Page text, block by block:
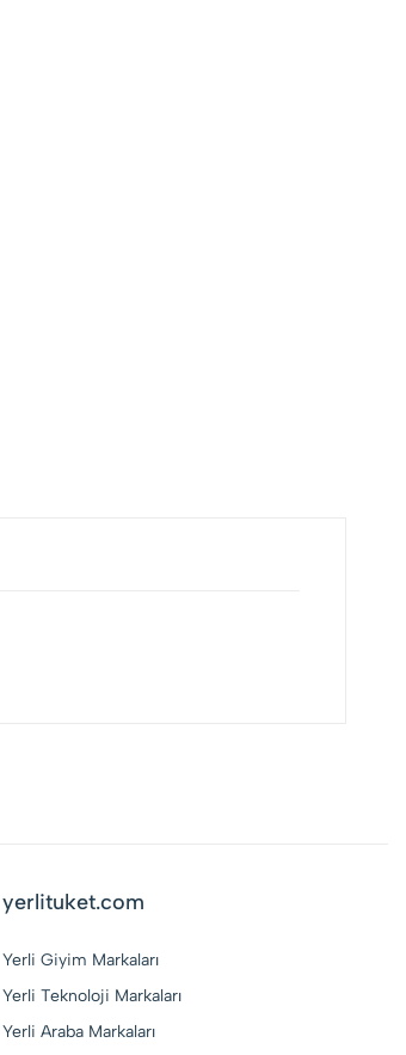
yerlituket.com
Yerli Giyim Markaları
Yerli Teknoloji Markaları
Yerli Araba Markaları